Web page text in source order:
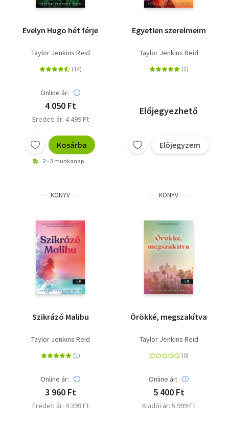
Evelyn Hugo hét férje
Taylor Jenkins Reid
Online ár:
4 050 Ft
Eredeti ár: 4 499 Ft
Kosárba
2 - 3 munkanap
Egyetlen szerelmeim
Taylor Jenkins Reid
Előjegyezhető
Előjegyzem
KÖNYV
Szikrázó Malibu
Taylor Jenkins Reid
Online ár:
3 960 Ft
Eredeti ár: 4 399 Ft
KÖNYV
Örökké, megszakítva
Taylor Jenkins Reid
Online ár:
5 400 Ft
Kiadói ár: 5 999 Ft